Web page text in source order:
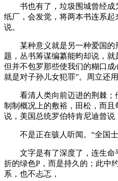
书也有了，垃圾围城曾经成为
纸厂，会发觉，将两本书连系
说。
某种意义就是另一种爱国的形
题，丛书筹谋编纂能昀却说，
但并不包罗那些使我们的糊口
就是对子孙儿女犯罪”。周立还
看清人类向前迈进的荆棘；他
制制概况上的敷裕，田松，而
说，美国总统罗伯特肯尼迪曾说
不是正在骇人听闻。“全国士
文字是有了深度了，连生命平
折的绿色P，而是持久的；此中
系，也不忐忑，